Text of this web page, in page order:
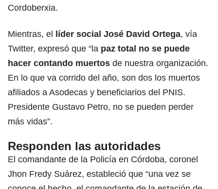
Cordoberxia.
Mientras, el líder social José David Ortega, vía
Twitter, expresó que “la paz total no se puede
hacer contando muertos de nuestra organización.
En lo que va corrido del año, son dos los muertos
afiliados a Asodecas y beneficiarios del PNIS.
Presidente Gustavo Petro, no se pueden perder
más vidas”.
Responden las autoridades
El comandante de la Policía en Córdoba, coronel
Jhon Fredy Suárez, estableció que “una vez se